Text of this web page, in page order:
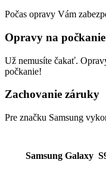
Počas opravy Vám
Opravy na počkanie
Už nemusíte čakať.
počkanie!
Zachovanie záruky
Pre značku Samsung
Samsung Galaxy